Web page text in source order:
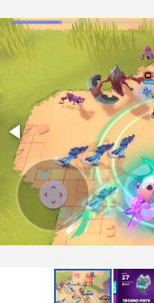
Ancak oyun sadece
çekiyor! Geliştiriciler,
değil, aynı zamanda
sağlamak için birçok